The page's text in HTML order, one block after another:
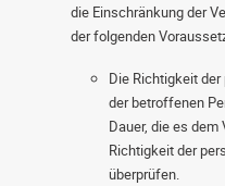
die Einschränkung der
der folgenden
Die Richtigkeit
der betroffenen
Dauer, die es
Richtigkeit der
überprüfen.